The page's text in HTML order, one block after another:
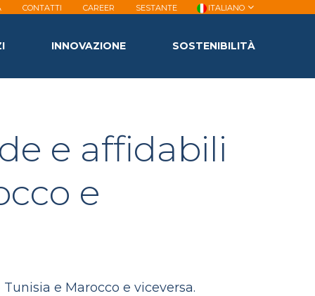
CONTATTI CAREER SESTANTE ITALIANO
INNOVAZIONE SOSTENIBILITÀ
e affidabili
e
e Marocco e viceversa.